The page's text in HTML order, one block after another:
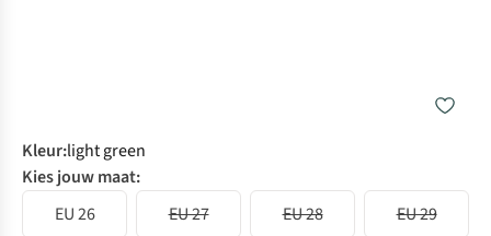
Kleur:light green
Kies jouw maat:
EU 26
EU 27 EU 28 EU 29